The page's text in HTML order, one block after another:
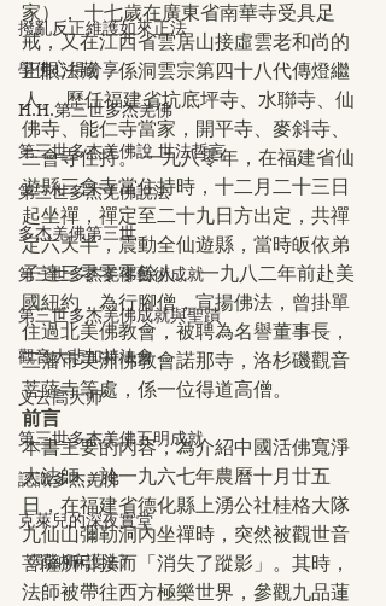
撥亂反正維護如來正法
學佛心得分享
H.H.第三世多杰羌佛
第三世多杰羌佛說 世法哲言
第三世多杰羌佛說法
多杰羌佛第三世
第三世多杰羌佛藝術成就
第三世多杰羌佛成就與聖蹟
觀音大悲加持法會
义云高大师
第三世多杰羌佛五明成就
認識多杰羌佛
克萊兒的深夜實堂
《弱納嘛護法》
家）， 十七歲在廣東省南華寺受具足
戒，又在江西省雲居山接虛雲老和尚的
正眼法藏，係洞雲宗第四十八代傳燈繼
人。 歷任福建省坑底坪寺、水聯寺、仙
佛寺、能仁寺當家，開平寺、麥斜寺、
三會寺住持。 一九八零年，在福建省仙
遊縣三會寺當住持時，十二月二十三日
起坐禪，禪定至二十九日方出定，共禪
定六天半，震動全仙遊縣，當時皈依弟
子達三零零零餘人。 一九八二年前赴美
國紐約，為行腳僧，宣揚佛法，曾掛單
住過北美佛教會，被聘為名譽董事長，
三藩市美洲佛教會諾那寺，洛杉磯觀音
菩薩寺等處，係一位得道高僧。
前言
本書主要的內容，為介紹中國活佛寬淨
大法師，於一九六七年農曆十月廿五
日，在福建省德化縣上湧公社桂格大隊
九仙山彌勒洞內坐禪時，突然被觀世音
菩薩所引接而「消失了蹤影」。其時，
法師被帶往西方極樂世界，參觀九品蓮